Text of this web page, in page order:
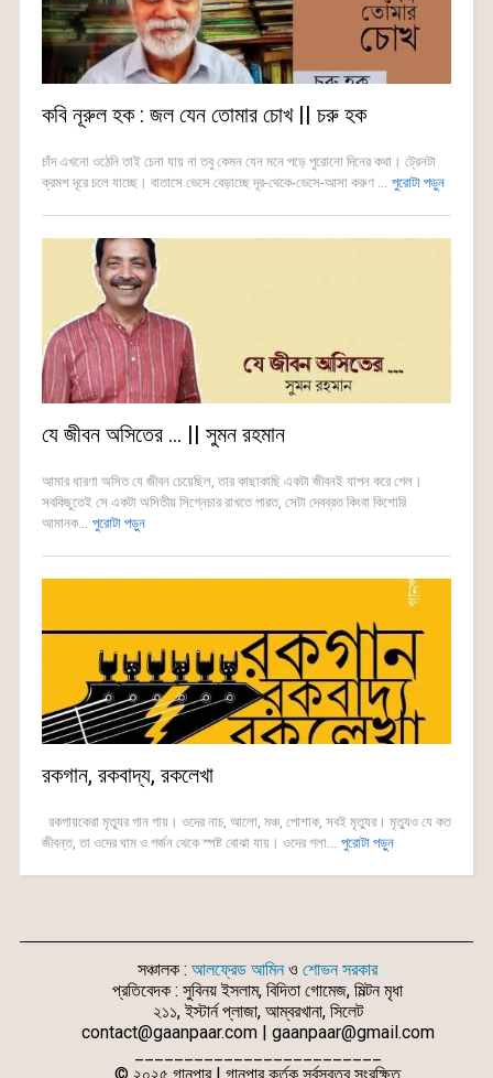
কবি নূরুল হক : জল যেন তোমার চোখ || চরু হক
চাঁদ এখনো ওঠেনি তাই চেনা যায় না তবু কেমন যেন মনে পড়ে পুরোনো দিনের কথা। ট্রেনটা
ক্রমশ দূরে চলে যাচ্ছে। বাতাসে ভেসে বেড়াচ্ছে দূর-থেকে-ভেসে-আসা করুণ ... পুরোটা পড়ুন
যে জীবন অসিতের … || সুমন রহমান
আমার ধারণা অসিত যে জীবন চেয়েছিল, তার কাছাকাছি একটা জীবনই যাপন করে গেল।
সবকিছুতেই সে একটা অসিতীয় সিগ্নেচার রাখতে পারত, সেটা দেবব্রত কিংবা কিশোরি
আমানক... পুরোটা পড়ুন
রকগান, রকবাদ্য, রকলেখা
রকগায়কেরা মৃত্যুর গান গায়। ওদের নাচ, আলো, মঞ্চ, পোশাক, সবই মৃত্যুর। মৃত্যুও যে কত
জীবন্ত, তা ওদের ঘাম ও গর্জন থেকে স্পষ্ট বোঝা যায়। ওদের গলা... পুরোটা পড়ুন
সঞ্চালক : আলফ্রেড আমিনও শোভন সরকার
প্রতিবেদক : সুবিনয় ইসলাম, বিদিতা গোমেজ, মিল্টন মৃধা
২১১, ইস্টার্ন প্লাজা, আম্বরখানা, সিলেট
contact@gaanpaar.com | gaanpaar@gmail.com